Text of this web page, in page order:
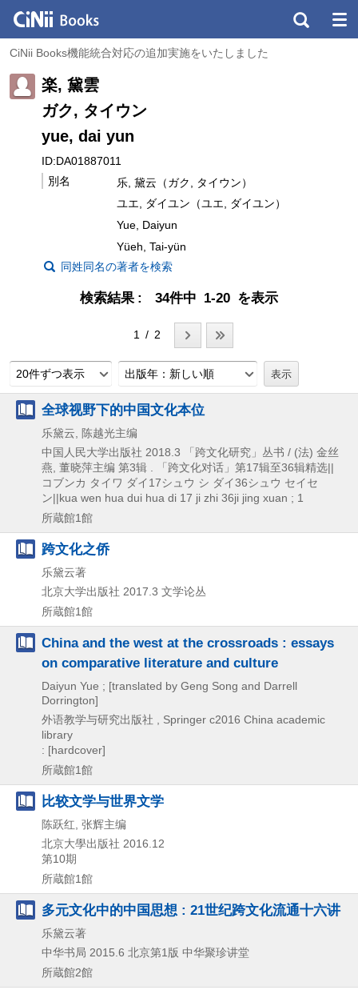
CiNii Books機能統合対応の追加実施をいたしました
楽, 黛雲
ガク, タイウン
yue, dai yun
ID:DA01887011
別名
乐, 黛云（ガク, タイウン）
ユエ, ダイユン（ユエ, ダイユン）
Yue, Daiyun
Yüeh, Tai-yün
同姓同名の著者を検索
検索結果 34件中 1-20 を表示
1 / 2
20件ずつ表示 出版年：新しい順
全球视野下的中国文化本位
乐黛云, 陈越光主编
中国人民大学出版社 2018.3
「跨文化研究」丛书 / (法) 金丝
燕, 董晓萍主编 第3辑 . 「跨文化对话」第17辑至36辑精选||
コブンカ タイワ ダイ17シュウ シ ダイ36シュウ セイセ
ン||kua wen hua dui hua di 17 ji zhi 36ji jing xuan ; 1
所蔵館1館
跨文化之侨
乐黛云著
北京大学出版社 2017.3 文学论丛
所蔵館1館
China and the west at the crossroads : essays
on comparative literature and culture
Daiyun Yue ; [translated by Geng Song and Darrell
Dorrington]
外语教学与研究出版社 , Springer c2016 China academic
library
: [hardcover]
所蔵館1館
比较文学与世界文学
陈跃红, 张辉主编
北京大學出版社 2016.12
第10期
所蔵館1館
多元文化中的中国思想 : 21世纪跨文化流通十六讲
乐黛云著
中华书局 2015.6 北京第1版 中华聚珍讲堂
所蔵館2館